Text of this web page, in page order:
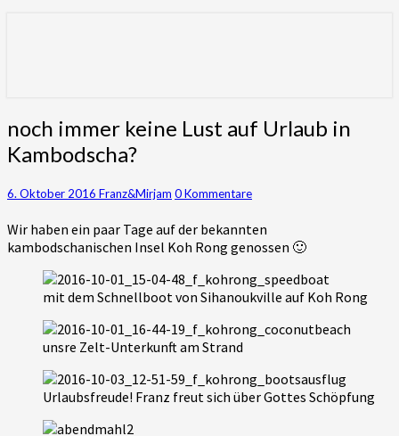
Wirken in ihrem Herzen und Leben
erleben
noch
immer
keine
auf
in
Kambodscha?
noch immer keine Lust auf Urlaub in
Kambodscha?
6. Oktober 2016 Franz&Mirjam Kommentare
0 Kommentare
Wir haben ein paar Tage auf der bekannten
kambodschanischen Insel Koh Rong genossen 🙂
mit dem Schnellboot von Sihanoukville auf Koh Rong
unsre Zelt-Unterkunft am Strand
Urlaubsfreude! Franz freut sich über Gottes Schöpfung